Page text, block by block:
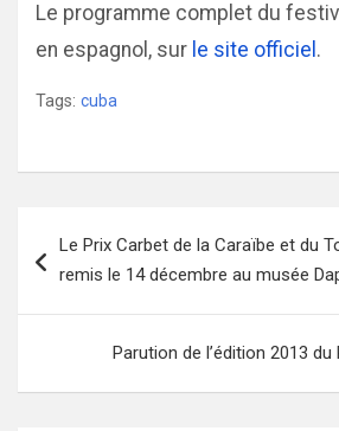
Le programme complet du
en espagnol, sur le site officiel .
Tags: cuba
de
Le Prix Carbet de la Caraïbe et du
remis le 14 décembre au musée
Parution de l’édition 2013